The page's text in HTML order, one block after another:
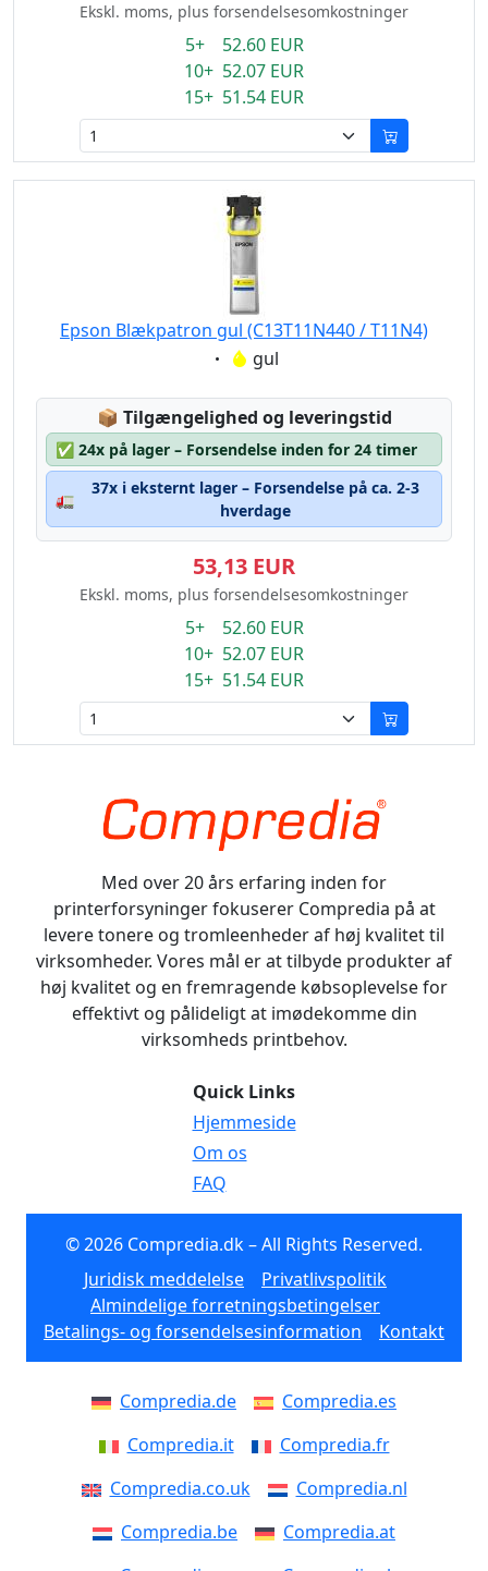
Ekskl. moms, plus forsendelsesomkostninger
5+ 52.60 EUR
10+ 52.07 EUR
15+ 51.54 EUR
Epson Blækpatron gul (C13T11N440 / T11N4)
Eigenschaft:
gul
📦 Lagerstatus:
Tilgængelighed og leveringstid
✅ 24x på lager – Forsendelse inden for 24 timer
🚛
37x i eksternt lager – Forsendelse på ca. 2-3
hverdage
53,13 EUR
Ekskl. moms, plus forsendelsesomkostninger
5+ 52.60 EUR
10+ 52.07 EUR
15+ 51.54 EUR
Med over 20 års erfaring inden for
printerforsyninger fokuserer Compredia på at
levere tonere og tromleenheder af høj kvalitet til
virksomheder. Vores mål er at tilbyde produkter af
høj kvalitet og en fremragende købsoplevelse for
effektivt og pålideligt at imødekomme din
virksomheds printbehov.
Quick Links
Hjemmeside
Om os
FAQ
© 2026 Compredia.dk – All Rights Reserved.
Juridisk meddelelse
Privatlivspolitik
Almindelige forretningsbetingelser
Betalings- og forsendelsesinformation
Kontakt
Compredia.de
Compredia.es
Compredia.it
Compredia.fr
Compredia.co.uk
Compredia.nl
Compredia.be
Compredia.at